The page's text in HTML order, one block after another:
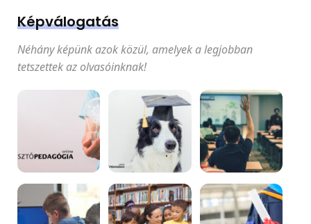
Képválogatás
Néhány képünk azok közül, amelyek a legjobban
tetszettek az olvasóinknak!